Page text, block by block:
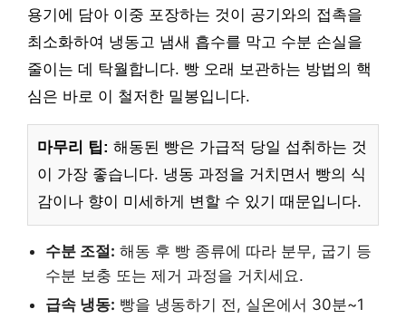
용기에 담아 이중 포장하는 것이 공기와의 접촉을
최소화하여 냉동고 냄새 흡수를 막고 수분 손실을
줄이는 데 탁월합니다. 빵 오래 보관하는 방법의 핵
심은 바로 이 철저한 밀봉입니다.
마무리 팁: 해동된 빵은 가급적 당일 섭취하는 것
이 가장 좋습니다. 냉동 과정을 거치면서 빵의 식
감이나 향이 미세하게 변할 수 있기 때문입니다.
수분 조절: 해동 후 빵 종류에 따라 분무, 굽기 등
수분 보충 또는 제거 과정을 거치세요.
급속 냉동: 빵을 냉동하기 전, 실온에서 30분~1